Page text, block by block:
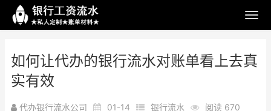
如何让代办的银行流水对账单看上去真
实有效
代办银行流水公司 01-14 银行流水 阅读 670